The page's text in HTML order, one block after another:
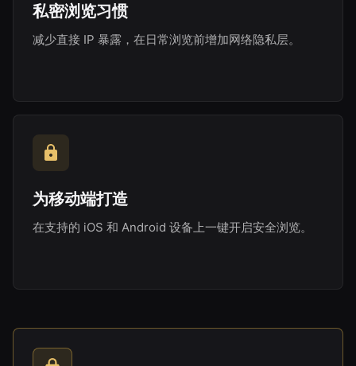
私密浏览习惯
减少直接 IP 暴露，在日常浏览前增加网络隐私层。
为移动端打造
在支持的 iOS 和 Android 设备上一键开启安全浏览。